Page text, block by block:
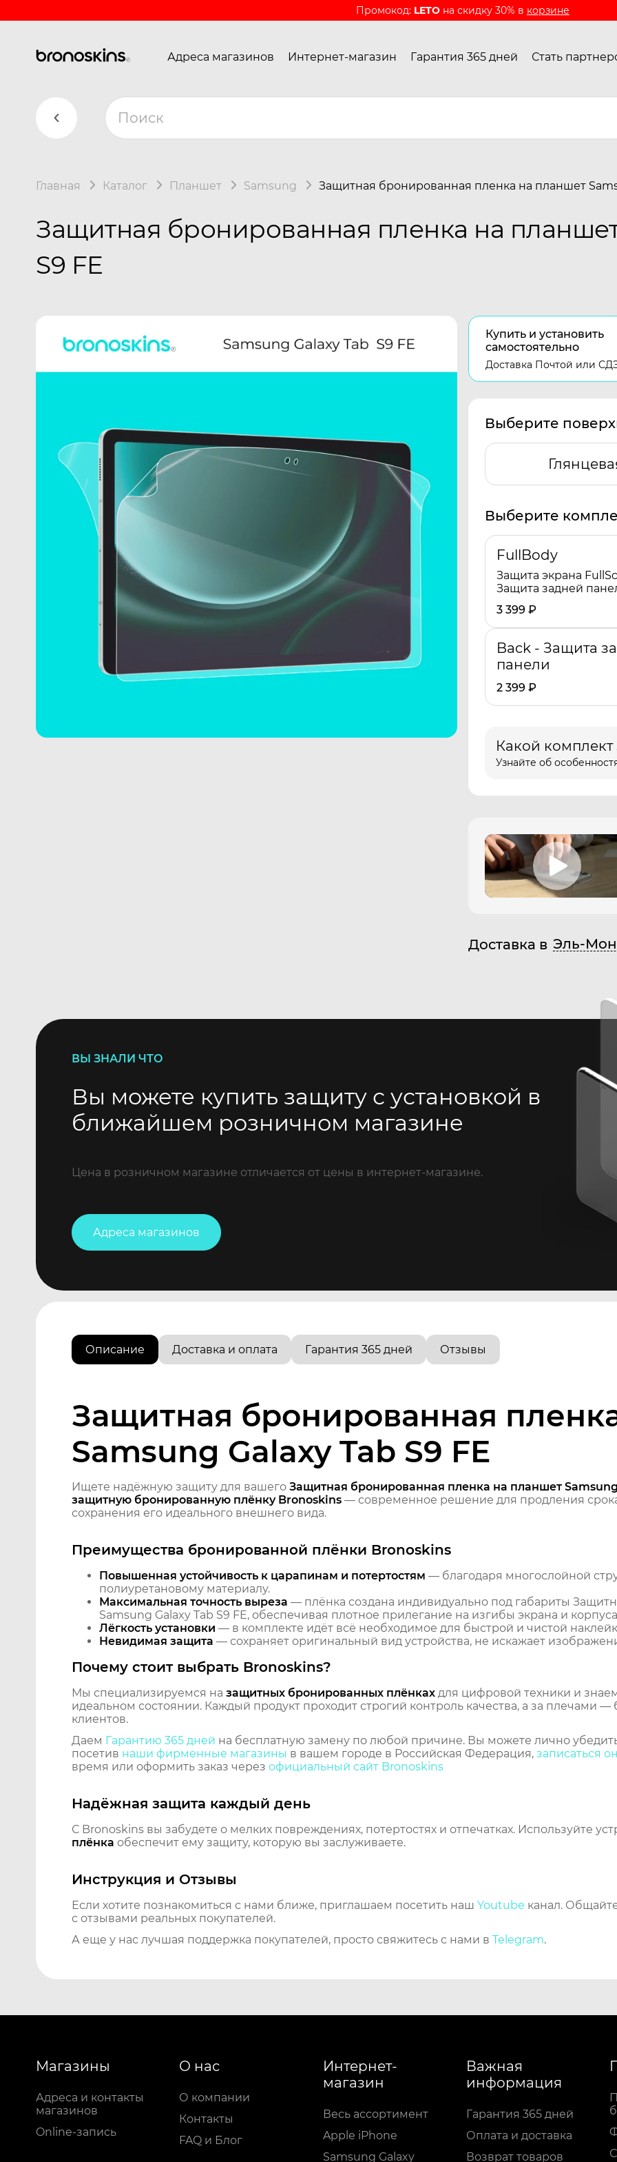
Промокод: LETO на скидку 30% в корзине
Адреса магазинов Интернет-магазин Гарантия 365 дней Стать
Главная Каталог Планшет Samsung Защитная бронированная пленка на планшет
Защитная бронированная пленка на
S9 FE
Купить и установить
самостоятельно
Доставка Почтой или
Выберите
Выберите
FullBody
Защита экрана
Защита задней
3 399 ₽
Back - Защита
панели
2 399 ₽
Какой
Узнайте об
Доставка в Эль-
ВЫ ЗНАЛИ ЧТО
Вы можете купить защиту с установкой в
ближайшем розничном магазине
Цена в розничном магазине отличается от цены в интернет-магазине.
Адреса магазинов
Описание Доставка и оплата Гарантия 365 дней Отзывы
Защитная бронированная
Samsung Galaxy Tab S9 FE
Ищете надёжную защиту для вашего Защитная бронированная пленка на планшет Samsung
защитную бронированную плёнку Bronoskins — современное решение для продления
сохранения его идеального внешнего вида.
Преимущества бронированной плёнки Bronoskins
Повышенная устойчивость к царапинам и потертостям — благодаря многослойной
полиуретановому материалу.
Максимальная точность выреза — плёнка создана индивидуально под габариты
Samsung Galaxy Tab S9 FE, обеспечивая плотное прилегание на изгибы экрана и
Лёгкость установки — в комплекте идёт всё необходимое для быстрой и чистой
Невидимая защита — сохраняет оригинальный вид устройства, не искажает
Почему стоит выбрать Bronoskins?
Мы специализируемся на защитных бронированных плёнках для цифровой техники и
идеальном состоянии. Каждый продукт проходит строгий контроль качества, а за плечами
клиентов.
Даем Гарантию 365 дней на бесплатную замену по любой причине. Вы можете лично
посетив наши фирменные магазины в вашем городе в Российская Федерация, записаться
время или оформить заказ через официальный сайт Bronoskins
Надёжная защита каждый день
С Bronoskins вы забудете о мелких повреждениях, потертостях и отпечатках. Используйте
плёнка обеспечит ему защиту, которую вы заслуживаете.
Инструкция и Отзывы
Если хотите познакомиться с нами ближе, приглашаем посетить наш Youtube канал.
с отзывами реальных покупателей.
А еще у нас лучшая поддержка покупателей, просто свяжитесь с нами в Telegram.
Магазины
Адреса и контакты
магазинов
Online-запись
О нас
О компании
Контакты
FAQ и Блог
Интернет-
магазин
Весь ассортимент
Apple iPhone
Samsung Galaxy
Важная
информация
Гарантия 365 дней
Оплата и доставка
Возврат товаров